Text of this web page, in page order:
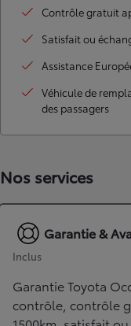
Contrôle gratuit
Satisfait ou
Assistance
Véhicule de
des passagers
Nos services
Garantie &
Inclus
Garantie Toyota
contrôle, contrôle